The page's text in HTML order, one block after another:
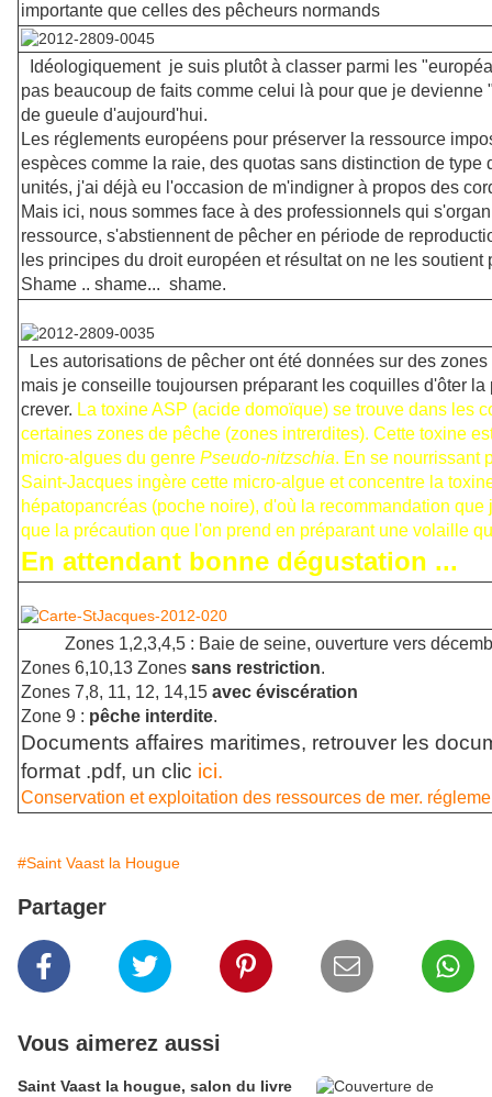
importante que celles des pêcheurs normands
Idéologiquement je suis plutôt à classer parmi les
pas beaucoup de faits comme celui là pour que je devienne
de gueule d'aujourd'hui.
Les réglements européens pour préserver la ressource
espèces comme la raie, des quotas sans distinction de type
unités, j'ai déjà eu l'occasion de m'indigner à propos des
Mais ici, nous sommes face à des professionnels qui
ressource, s'abstiennent de pêcher en période de
les principes du droit européen et résultat on ne les soutient
Shame .. shame... shame.
Les autorisations de pêcher ont été données sur des
mais je conseille toujoursen préparant les coquilles d'ôter la
crever. La toxine ASP (acide domoïque) se trouve dans les
certaines zones de pêche (zones intrerdites). Cette toxine
micro-algues du genre Pseudo-nitzschia. En se nourrissant
Saint-Jacques ingère cette micro-algue et concentre la
hépatopancréas (poche noire), d'où la recommandation que
que la précaution que l'on prend en préparant une volaille
En attendant bonne dégustation ...
Zones 1,2,3,4,5 : Baie de seine, ouverture vers
Zones 6,10,13 Zones sans restriction.
Zones 7,8, 11, 12, 14,15 avec éviscération
Zone 9 : pêche interdite.
Documents affaires maritimes, retrouver les
format .pdf, un clic ici.
Conservation et exploitation des ressources de mer.
#Saint Vaast la Hougue
Partager
Vous aimerez aussi
Saint Vaast la hougue, salon du livre